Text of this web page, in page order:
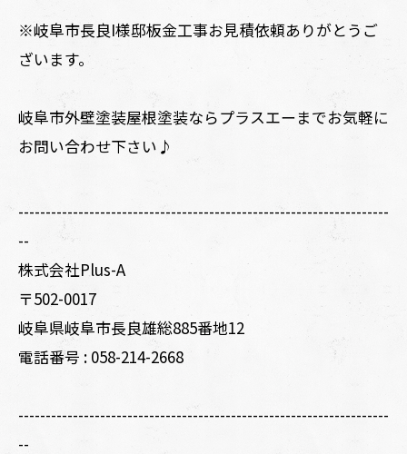
※岐阜市長良I様邸板金工事お見積依頼ありがとうご
ざいます。
岐阜市外壁塗装屋根塗装ならプラスエーまでお気軽に
お問い合わせ下さい♪
--------------------------------------------------------------------
--
株式会社Plus-A
〒502-0017
岐阜県岐阜市長良雄総885番地12
電話番号 : 058-214-2668
--------------------------------------------------------------------
--